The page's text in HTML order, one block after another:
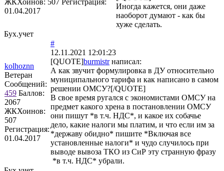
01.04.2017
Иногда кажется, они даже
наоборот думают - как бы
хуже сделать.
Бух.учет
kolhoznn
Ветеран
Сообщений:
459 Баллов:
2067
ЖКХоинов:
507
Регистрация:
01.04.2017
#
12.11.2021 12:01:23
[QUOTE]burmistrнаписал:
А как звучит формулировка в ДУ относительно
муниципального тарифа и как написано в самом
решении ОМСУ?[/QUOTE]
В свое время ругался с экономистами ОМСУ на
предмет какого хрена в постановлении ОМСУ
они пишут *в т.ч. НДС*, и какое их собачье
дело, какие налоги мы платим, и что если им за
*державу обидно* пишите *Включая все
установленные налоги* и чудо случилось при
выводе вывоза ТКО из СиР эту странную фразу
*в т.ч. НДС* убрали.